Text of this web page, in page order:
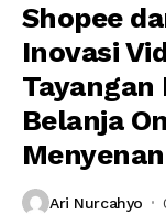
Shopee
Inovasi
Belanja
Ari Nurcahyo